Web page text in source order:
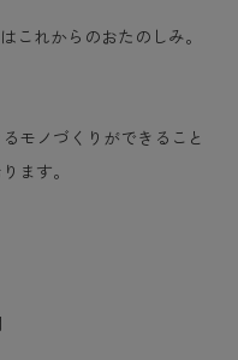
これからのおたのしみ。
モノづくりができること
ます。